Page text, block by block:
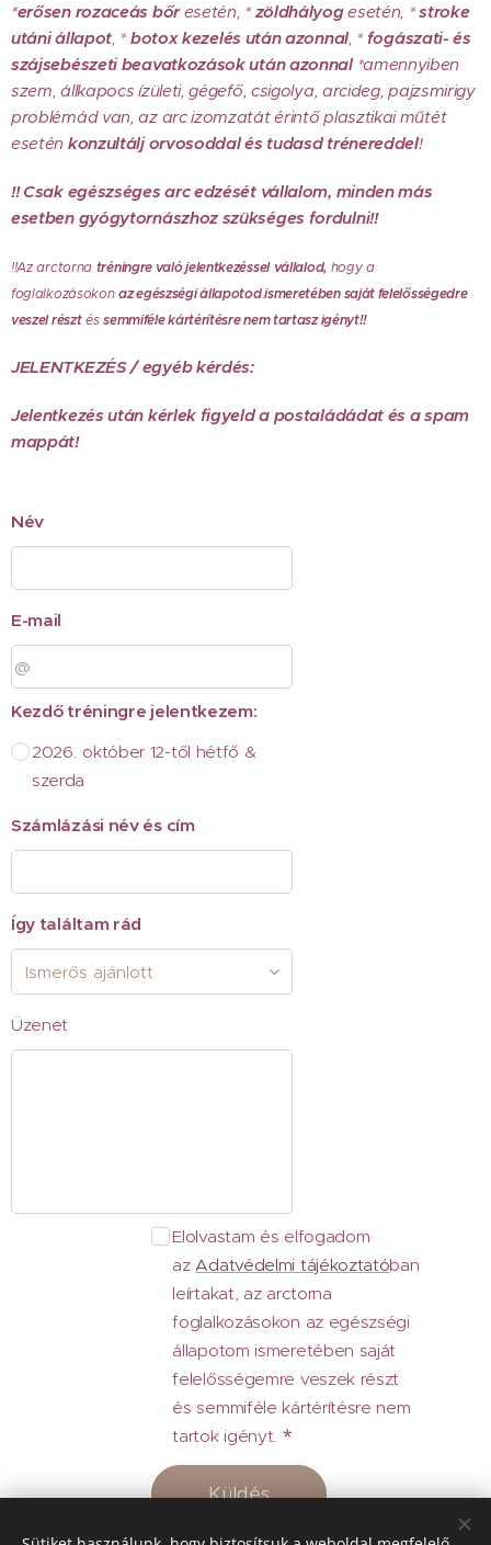
*erősen rozaceás bőresetén, *zöldhályogesetén, *stroke
utáni állapot, *botox kezelés után azonnal, *fogászati- és
szájsebészeti beavatkozások után azonnal*amennyiben
szem, állkapocs ízületi, gégefő, csigolya, arcideg, pajzsmirigy
problémád van, az arc izomzatát érintő plasztikai műtét
esetén konzultálj orvosoddal és tudasd trénereddel!
!! Csak egészséges arc edzését vállalom, minden más
esetben gyógytornászhoz szükséges fordulni!!
!!Az arctorna tréningre való jelentkezéssel vállalod, hogy a
foglalkozásokonaz egészségi állapotod ismeretében saját felelősségedre
veszel résztéssemmiféle kártérítésre nem tartasz igényt!!
JELENTKEZÉS / egyéb kérdés:
Jelentkezés után kérlek figyeld a postaládádat és a spam
mappát!
Név
E-mail
Kezdő tréningre jelentkezem:
2026. október 12-től hétfő &
szerda
Számlázási név és cím
Így találtam rád
Üzenet
Elolvastam és elfogadom
azAdatvédelmi tájékoztatóban
leírtakat, az arctorna
foglalkozásokon az egészségi
állapotom ismeretében saját
felelősségemre veszek részt
és semmiféle kártérítésre nem
tartok igényt.
Küldés